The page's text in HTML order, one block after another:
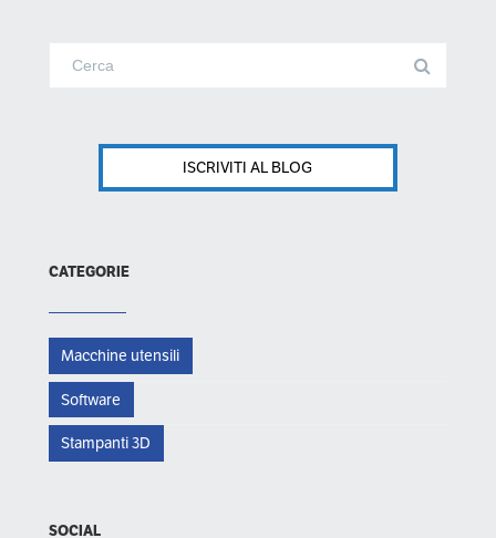
ISCRIVITI AL BLOG
CATEGORIE
Macchine utensili
Software
Stampanti 3D
SOCIAL